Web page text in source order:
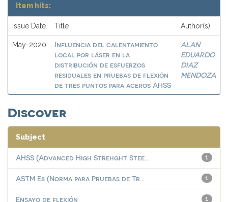
Item hits:
Issue Date Title Author(s)
May-2020
Influencia del calentamiento
local por láser en la
distribución de esfuerzos
residuales en pruebas de flexión
de tres puntos para aceros AHSS
ALAN
EDUARDO
DIAZ
MENDOZA
Discover
Subject
1
AHSS (Advanced High Strehght Stee...
1
ASTM E8 (Norma para Pruebas de Tr...
1
Ensayo de flexión